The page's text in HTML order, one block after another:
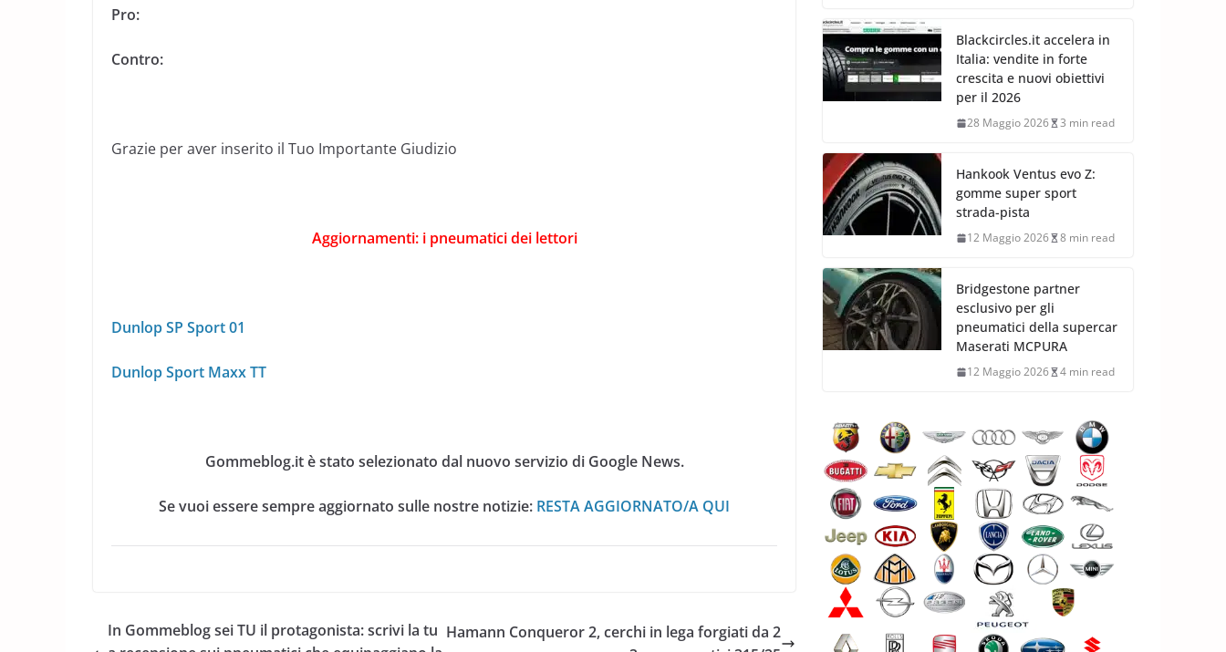
Pro:
Contro:
Grazie per aver inserito il Tuo Importante Giudizio
Aggiornamenti: i pneumatici dei lettori
Dunlop SP Sport 01
Dunlop Sport Maxx TT
Gommeblog.it è stato selezionato dal nuovo servizio di Google News.
Se vuoi essere sempre aggiornato sulle nostre notizie: RESTA AGGIORNATO/A QUI
In Gommeblog sei TU il protagonista: scrivi la tu Hamann Conqueror 2, cerchi in lega forgiati da 2
Blackcircles.it accelera in
Italia: vendite in forte
crescita e nuovi obiettivi
per il 2026
28 Maggio 2026 3 min read
Hankook Ventus evo Z:
gomme super sport
strada-pista
12 Maggio 2026 8 min read
Bridgestone partner
esclusivo per gli
pneumatici della supercar
Maserati MCPURA
12 Maggio 2026 4 min read